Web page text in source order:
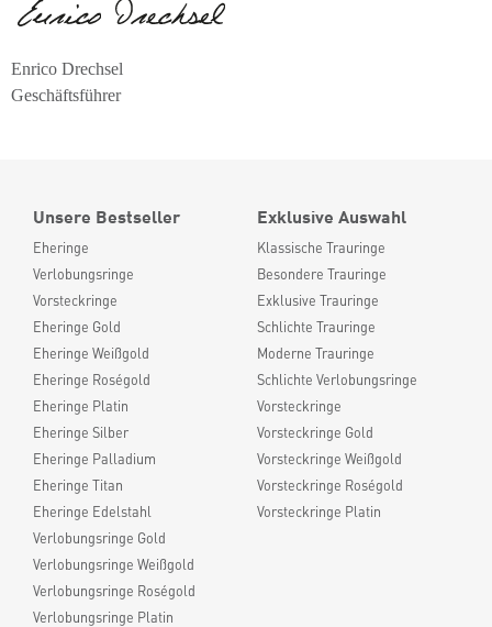
Enrico Drechsel
Geschäftsführer
Unsere Bestseller
Eheringe
Verlobungsringe
Vorsteckringe
Eheringe Gold
Eheringe Weißgold
Eheringe Roségold
Eheringe Platin
Eheringe Silber
Eheringe Palladium
Eheringe Titan
Eheringe Edelstahl
Verlobungsringe Gold
Verlobungsringe Weißgold
Verlobungsringe Roségold
Verlobungsringe Platin
Exklusive Auswahl
Klassische Trauringe
Besondere Trauringe
Exklusive Trauringe
Schlichte Trauringe
Moderne Trauringe
Schlichte Verlobungsringe
Vorsteckringe
Vorsteckringe Gold
Vorsteckringe Weißgold
Vorsteckringe Roségold
Vorsteckringe Platin